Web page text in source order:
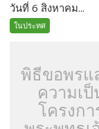
วันที่ 6 สิงหาคม...
ในประทศ
พิธีขอพรแ
ความเ
โครงก